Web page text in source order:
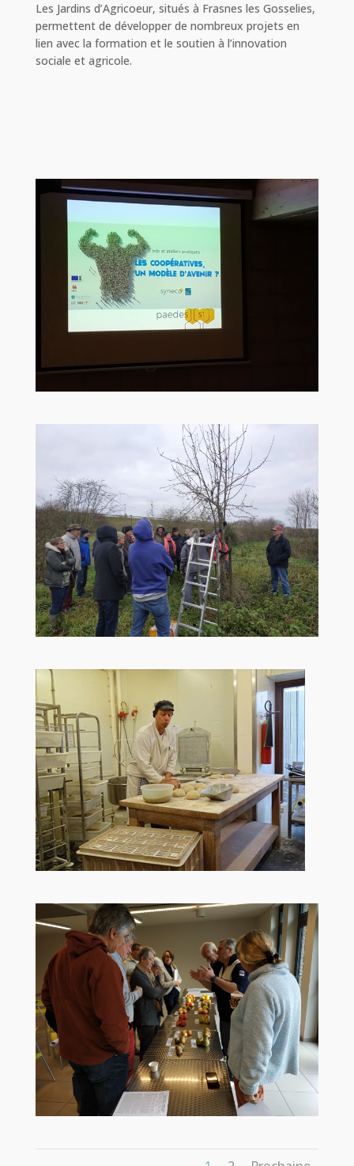
Les Jardins d’Agricoeur, situés à Frasnes les Gosselies,
permettent de développer de nombreux projets en
lien avec la formation et le soutien à l’innovation
sociale et agricole.